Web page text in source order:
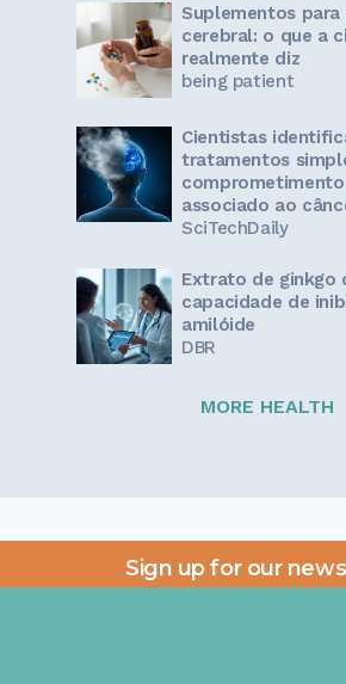
Suplementos para
cerebral: o que a
realmente diz
being patient
Cientistas
tratamentos
associado ao
SciTechDaily
Extrato de ginkgo
capacidade de
amilóide
DBR
MORE HEALTH
Sign up for our